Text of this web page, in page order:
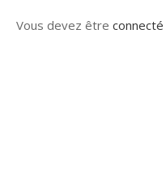
Vous devez être connecté